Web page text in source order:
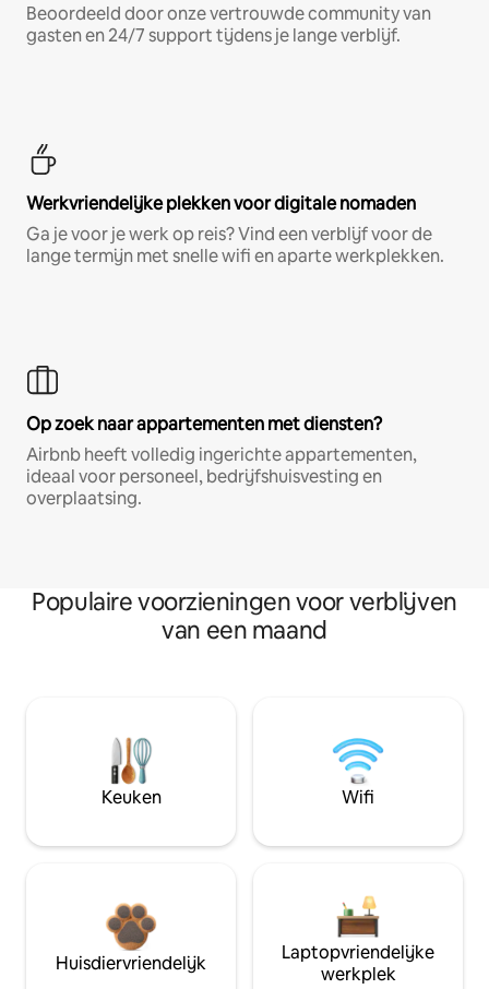
Beoordeeld door onze vertrouwde community van
gasten en 24/7 support tijdens je lange verblijf.
Werkvriendelijke plekken voor digitale nomaden
Ga je voor je werk op reis? Vind een verblijf voor de
lange termijn met snelle wifi en aparte werkplekken.
Op zoek naar appartementen met diensten?
Airbnb heeft volledig ingerichte appartementen,
ideaal voor personeel, bedrijfshuisvesting en
overplaatsing.
Populaire voorzieningen voor verblijven
van een maand
Keuken Wifi
Huisdiervriendelijk
Laptopvriendelijke
werkplek